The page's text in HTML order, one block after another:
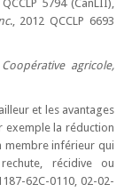
5794 (CanLII),
., 2012 QCCLP 6693
agricole,
et les avantages
exemple la réduction
membre inférieur qui
récidive ou
62C-0110, 02-02-